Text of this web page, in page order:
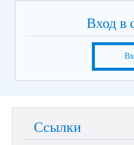
Вход в
Ссылки